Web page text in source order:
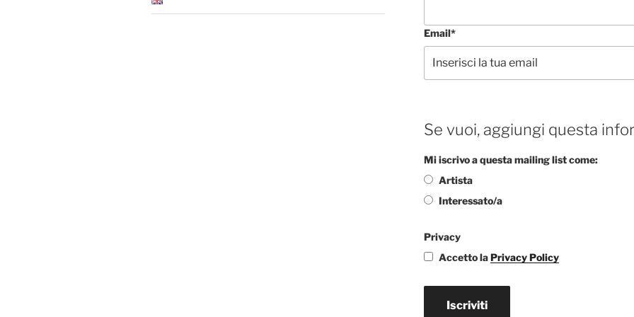
Email*
Se vuoi, aggiungi questa
Mi iscrivo a questa mailing list come:
Artista
Interessato/a
Privacy
Accetto laPrivacy Policy
Iscriviti